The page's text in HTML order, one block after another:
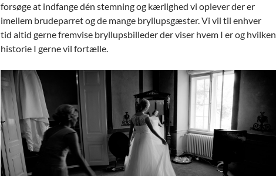
forsøge at indfange dén stemning og kærlighed vi oplever der er
imellem brudeparret og de mange bryllupsgæster. Vi vil til enhver
tid altid gerne fremvise bryllupsbilleder der viser hvem I er og hvilken
historie I gerne vil fortælle.